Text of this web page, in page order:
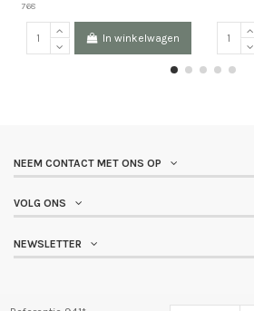
768
In winkelwagen
NEEM CONTACT MET ONS OP
VOLG ONS
NEWSLETTER